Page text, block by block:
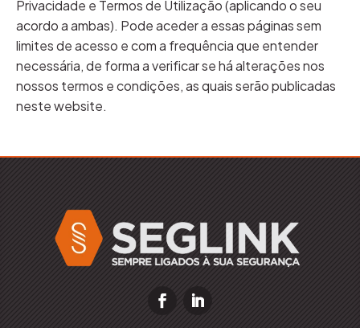
Privacidade e Termos de Utilização (aplicando o seu
acordo a ambas). Pode aceder a essas páginas sem
limites de acesso e com a frequência que entender
necessária, de forma a verificar se há alterações nos
nossos termos e condições, as quais serão publicadas
neste website.